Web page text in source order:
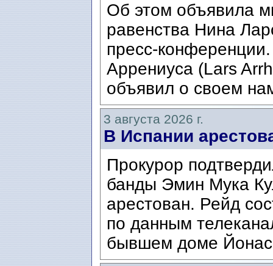
Об этом объявила
равенства Нина
пресс-
Аррениуса (Lars
объявил о своем
3 августа 2026 г.
В Испании
Прокурор
банды Эмин Мука
арестован. Рейд
по данным
бывшем доме